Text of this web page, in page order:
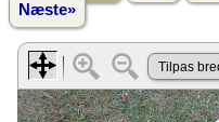
Næste»